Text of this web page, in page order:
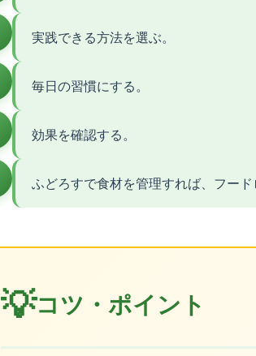
実践できる方法を選ぶ。
毎日の習慣にする。
効果を確認する。
ふどろすで食材を管理すれば、フード
💡コツ・ポイント